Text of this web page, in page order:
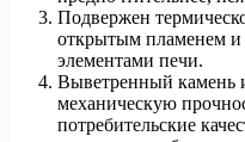
Подвержен
открытым пламенем и
элементами печи.
Выветренный камень
механическую
потребительские